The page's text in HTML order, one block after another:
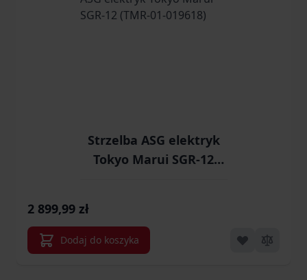
Strzelba ASG elektryk
Tokyo Marui SGR-12
2 899,99 zł
Dodaj do koszyka